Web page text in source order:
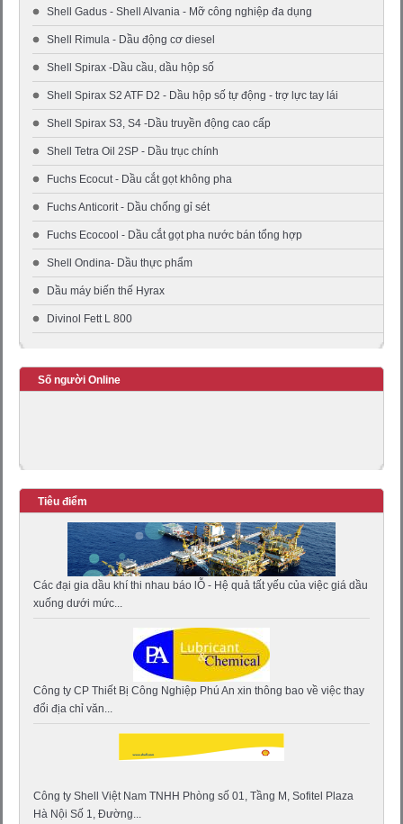
Shell Gadus - Shell Alvania - Mỡ công nghiệp đa dụng
Shell Rimula - Dầu động cơ diesel
Shell Spirax -Dầu cầu, dầu hộp số
Shell Spirax S2 ATF D2 - Dầu hộp số tự động - trợ lực tay lái
Shell Spirax S3, S4 -Dầu truyền động cao cấp
Shell Tetra Oil 2SP - Dầu trục chính
Fuchs Ecocut - Dầu cắt gọt không pha
Fuchs Anticorit - Dầu chống gỉ sét
Fuchs Ecocool - Dầu cắt gọt pha nước bán tổng hợp
Shell Ondina- Dầu thực phẩm
Dầu máy biến thế Hyrax
Divinol Fett L 800
Số người Online
Tiêu điểm
Các đại gia dầu khí thi nhau báo lỖ - Hệ quả tất yếu của việc giá dầu
xuống dưới mức...
Công ty CP Thiết Bị Công Nghiệp Phú An xin thông bao về việc thay
đổi địa chỉ văn...
Công ty Shell Việt Nam TNHH Phòng số 01, Tầng M, Sofitel Plaza
Hà Nội Số 1, Đường...